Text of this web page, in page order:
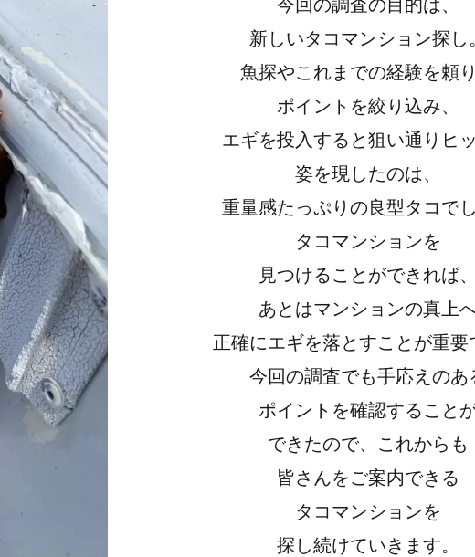
新しいタコマンション探し。
魚探やこれまでの経験を頼
ポイントを絞り込み、
エギを投入すると狙い通りヒ
姿を現したのは、
重量感たっぷりの良型タコでし
タコマンションを
見つけることができれば、
あとはマンションの真上
正確にエギを落とすことが重要
今回の調査でも手応えのあ
ポイントを確認すること
できたので、これからも
皆さんをご案内できる
タコマンションを
探し続けていきます。